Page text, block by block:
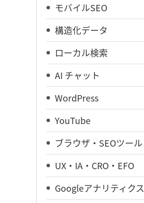
モバイルSEO
構造化データ
ローカル検索
AI チャット
WordPress
YouTube
ブラウザ・SEOツール
UX・IA・CRO・EFO
Googleアナリティクス